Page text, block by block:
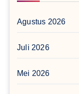
Agustus 2026
Juli 2026
Mei 2026